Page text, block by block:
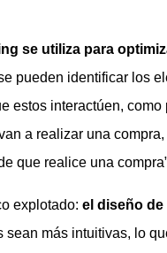
se utiliza para
pueden identificar los
estos interactúen,
a realizar una
que realice una
explotado: el diseño
sean más intuitivas, lo